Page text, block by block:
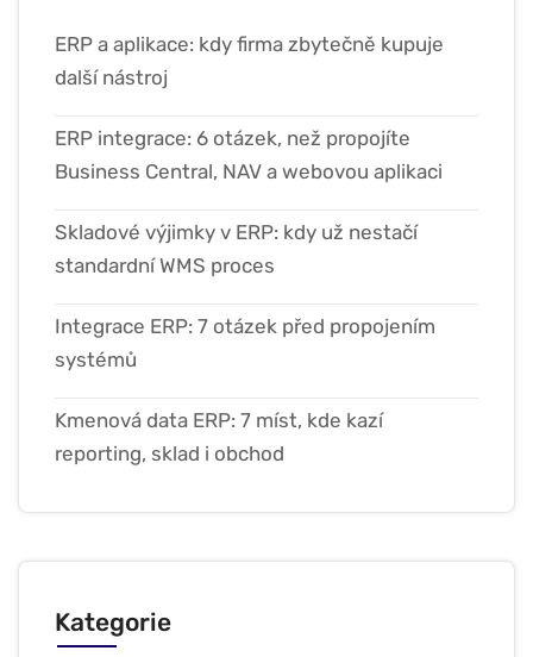
ERP a aplikace: kdy firma zbytečně kupuje
další nástroj
ERP integrace: 6 otázek, než propojíte
Business Central, NAV a webovou aplikaci
Skladové výjimky v ERP: kdy už nestačí
standardní WMS proces
Integrace ERP: 7 otázek před propojením
systémů
Kmenová data ERP: 7 míst, kde kazí
reporting, sklad i obchod
Kategorie